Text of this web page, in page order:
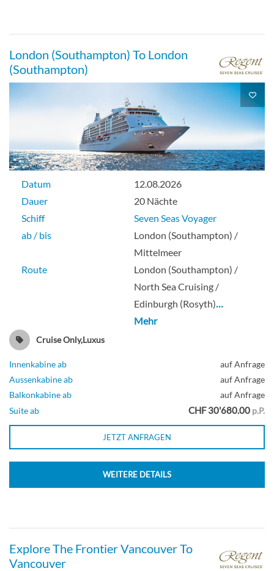
London (Southampton) To London
(Southampton)
Datum
12.08.2026
Dauer
20 Nächte
Schiff
Seven Seas Voyager
ab / bis
London (Southampton) /
Mittelmeer
Route
London (Southampton) /
North Sea Cruising /
Edinburgh (Rosyth)…
Mehr
Cruise Only,Luxus
Innenkabine ab
auf Anfrage
Aussenkabine ab
auf Anfrage
Balkonkabine ab
auf Anfrage
Suite ab
CHF 30'680.00 p.P.
JETZT ANFRAGEN
WEITERE DETAILS
Explore The Frontier Vancouver To
Vancouver